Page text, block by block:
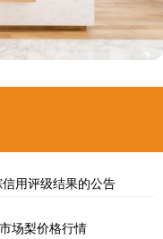
用评级结果的公告
场梨价格行情